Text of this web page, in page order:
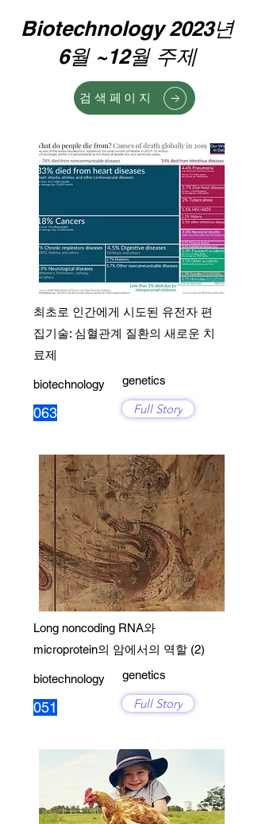
Biotechnology 2023년
6월 ~12월 주제
검색페이지
최초로 인간에게 시도된 유전자 편
집기술: 심혈관계 질환의 새로운 치
료제
biotechnology
063
genetics
Full Story
Long noncoding RNA와
microprotein의 암에서의 역할 (2)
biotechnology
051
genetics
Full Story